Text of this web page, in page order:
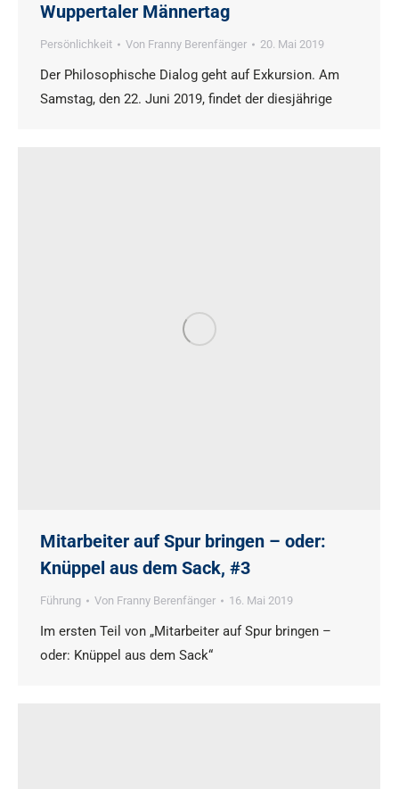
Wuppertaler Männertag
Persönlichkeit Von Franny Berenfänger 20. Mai 2019
Der Philosophische Dialog geht auf Exkursion. Am
Samstag, den 22. Juni 2019, findet der diesjährige
Mitarbeiter auf Spur bringen – oder:
Knüppel aus dem Sack, #3
Führung Von Franny Berenfänger 16. Mai 2019
Im ersten Teil von „Mitarbeiter auf Spur bringen –
oder: Knüppel aus dem Sack“